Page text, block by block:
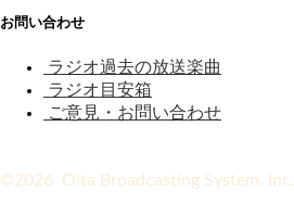
お問い合わせ
ラジオ過去の放送楽曲
ラジオ目安箱
ご意見・お問い合わせ
©2026 Oita Broadcasting System, Inc.